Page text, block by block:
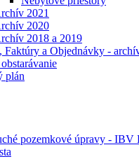
2021
2020
2018 a 2019
Faktúry a Objednávky -
plán
pozemkové úpravy - IBV